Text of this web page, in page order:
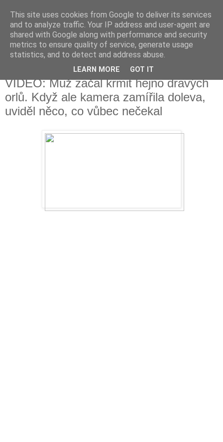
Fakečlánky
Věř všemu co tady vidíš.
pondělí 11. prosince 2017
VIDEO: Muž začal krmit hejno dravých
orlů. Když ale kamera zamířila doleva,
uviděl něco, co vůbec nečekal
This site uses cookies from Google to deliver its services
and to analyze traffic. Your IP address and user-agent are
shared with Google along with performance and security
metrics to ensure quality of service, generate usage
statistics, and to detect and address abuse.
LEARN MORE GOT IT